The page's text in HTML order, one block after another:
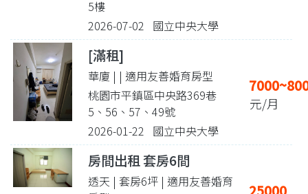
5樓
2026-07-02 國立中央大學
[滿租]
華廈 | | 適用友善婚育房型
桃園市平鎮區中央路369巷
5、56、57、49號
2026-01-22 國立中央大學
元/月
房間出租 套房6間
透天 | 套房6坪 | 適用友善婚育